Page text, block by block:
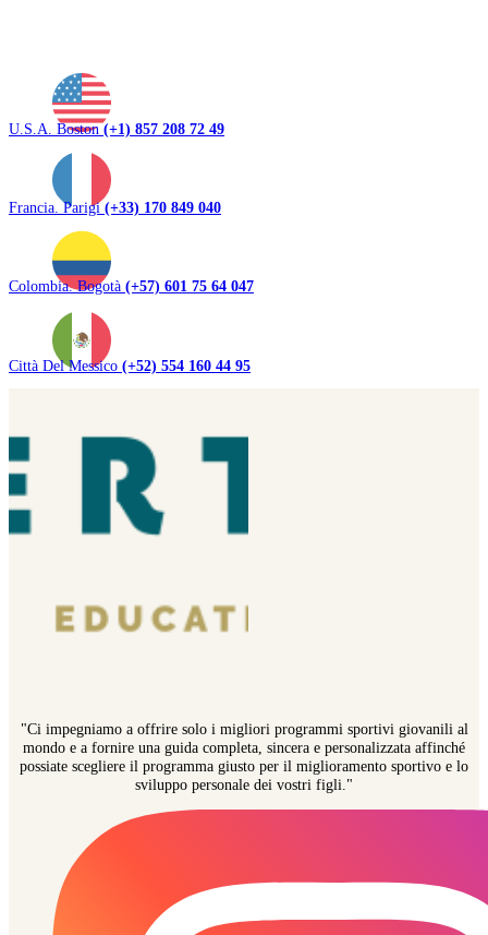
U.S.A. Boston(+1) 857 208 72 49
Francia. Parigi(+33) 170 849 040
Colombia. Bogotà (+57) 601 75 64 047
Città Del Messico (+52) 554 160 44 95
"Ci impegniamo a offrire solo i migliori programmi sportivi giovanili al
mondo e a fornire una guida completa, sincera e personalizzata affinché
possiate scegliere il programma giusto per il miglioramento sportivo e lo
sviluppo personale dei vostri figli."